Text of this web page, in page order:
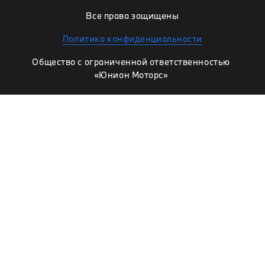
Все права защищены
Политика конфиденциальности
Общество с ограниченной ответственностью
«Юнион Моторс»